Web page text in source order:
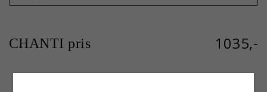
CHANTI pris 1035,-